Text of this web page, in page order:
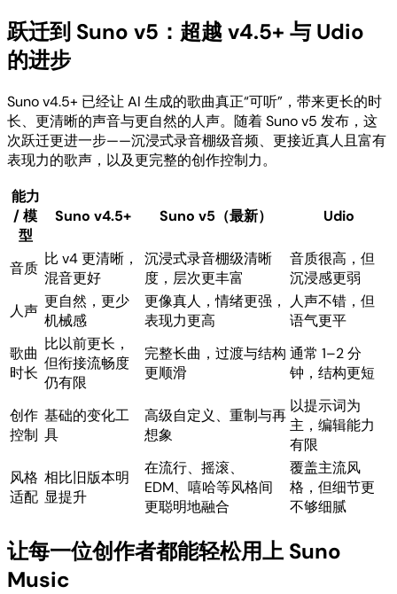
跃迁到 Suno v5：超越 v4.5+ 与 Udio
的进步
Suno v4.5+ 已经让 AI 生成的歌曲真正“可听”，带来更长的时
长、更清晰的声音与更自然的人声。随着 Suno v5 发布，这
次跃迁更进一步——沉浸式录音棚级音频、更接近真人且富有
表现力的歌声，以及更完整的创作控制力。
能力
/ 模
型
Suno v4.5+ Suno v5（最新） Udio
音质
比 v4 更清晰，
混音更好
沉浸式录音棚级清晰
度，层次更丰富
音质很高，但
沉浸感更弱
人声
更自然，更少
机械感
更像真人，情绪更强，
表现力更高
人声不错，但
语气更平
歌曲
时长
比以前更长，
但衔接流畅度
仍有限
完整长曲，过渡与结构
更顺滑
通常 1–2 分
钟，结构更短
创作
控制
基础的变化工
具
高级自定义、重制与再
想象
以提示词为
主，编辑能力
有限
风格
适配
相比旧版本明
显提升
在流行、摇滚、
EDM、嘻哈等风格间
更聪明地融合
覆盖主流风
格，但细节更
不够细腻
让每一位创作者都能轻松用上 Suno
Music